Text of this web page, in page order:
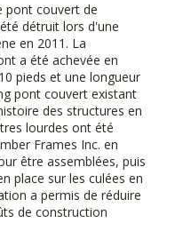
pont couvert de
détruit lors d'une
en 2011. La
a été achevée en
pieds et une longueur
pont couvert existant
des structures en
lourdes ont été
Frames Inc. en
être assemblées, puis
place sur les culées en
a permis de réduire
de construction